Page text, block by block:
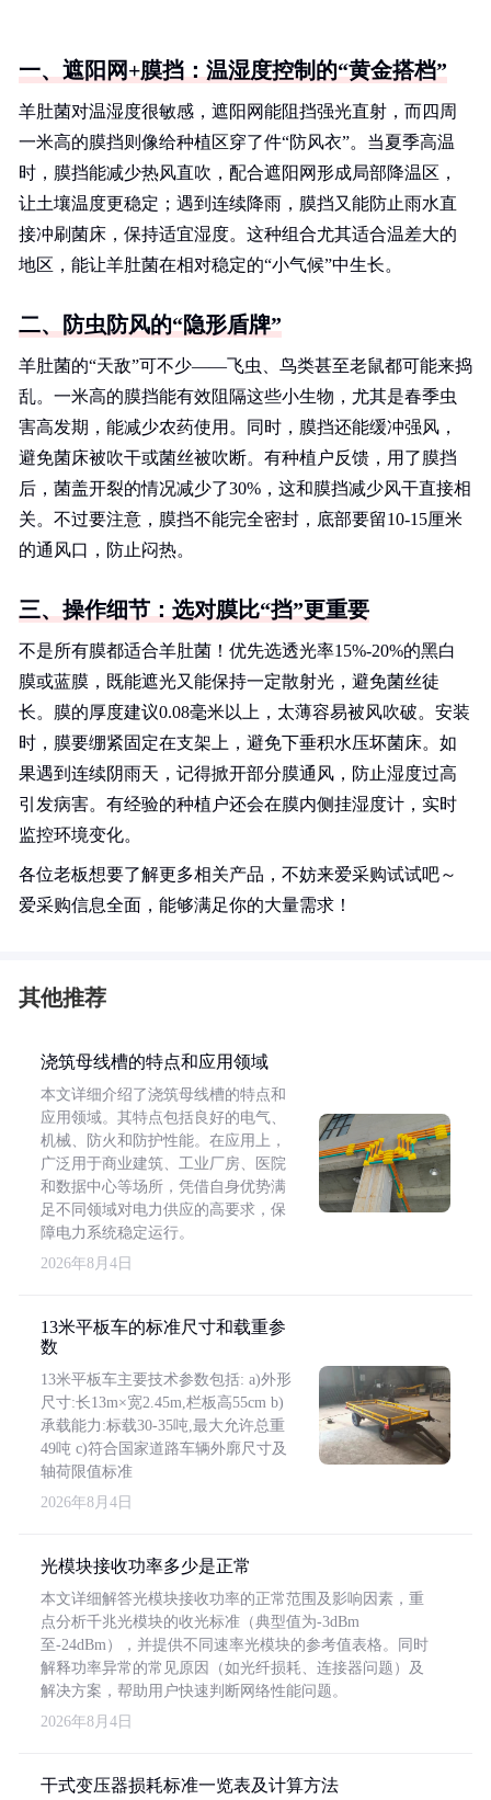
一、遮阳网+膜挡：温湿度控制的“黄金搭档”
羊肚菌对温湿度很敏感，遮阳网能阻挡强光直射，而四周
一米高的膜挡则像给种植区穿了件“防风衣”。当夏季高温
时，膜挡能减少热风直吹，配合遮阳网形成局部降温区，
让土壤温度更稳定；遇到连续降雨，膜挡又能防止雨水直
接冲刷菌床，保持适宜湿度。这种组合尤其适合温差大的
地区，能让羊肚菌在相对稳定的“小气候”中生长。
二、防虫防风的“隐形盾牌”
羊肚菌的“天敌”可不少——飞虫、鸟类甚至老鼠都可能来捣
乱。一米高的膜挡能有效阻隔这些小生物，尤其是春季虫
害高发期，能减少农药使用。同时，膜挡还能缓冲强风，
避免菌床被吹干或菌丝被吹断。有种植户反馈，用了膜挡
后，菌盖开裂的情况减少了30%，这和膜挡减少风干直接相
关。不过要注意，膜挡不能完全密封，底部要留10-15厘米
的通风口，防止闷热。
三、操作细节：选对膜比“挡”更重要
不是所有膜都适合羊肚菌！优先选透光率15%-20%的黑白
膜或蓝膜，既能遮光又能保持一定散射光，避免菌丝徒
长。膜的厚度建议0.08毫米以上，太薄容易被风吹破。安装
时，膜要绷紧固定在支架上，避免下垂积水压坏菌床。如
果遇到连续阴雨天，记得掀开部分膜通风，防止湿度过高
引发病害。有经验的种植户还会在膜内侧挂湿度计，实时
监控环境变化。
各位老板想要了解更多相关产品，不妨来爱采购试试吧～
爱采购信息全面，能够满足你的大量需求！
其他推荐
浇筑母线槽的特点和应用领域
本文详细介绍了浇筑母线槽的特点和
应用领域。其特点包括良好的电气、
机械、防火和防护性能。在应用上，
广泛用于商业建筑、工业厂房、医院
和数据中心等场所，凭借自身优势满
足不同领域对电力供应的高要求，保
障电力系统稳定运行。
2026年8月4日
13米平板车的标准尺寸和载重参
数
13米平板车主要技术参数包括: a)外形
尺寸:长13m×宽2.45m,栏板高55cm b)
承载能力:标载30-35吨,最大允许总重
49吨 c)符合国家道路车辆外廓尺寸及
轴荷限值标准
2026年8月4日
光模块接收功率多少是正常
本文详细解答光模块接收功率的正常范围及影响因素，重
点分析千兆光模块的收光标准（典型值为-3dBm
至-24dBm），并提供不同速率光模块的参考值表格。同时
解释功率异常的常见原因（如光纤损耗、连接器问题）及
解决方案，帮助用户快速判断网络性能问题。
2026年8月4日
干式变压器损耗标准一览表及计算方法